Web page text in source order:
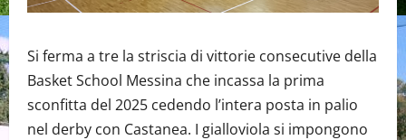
Si ferma a tre la striscia di vittorie consecutive della
Basket School Messina che incassa la prima
sconfitta del 2025 cedendo l’intera posta in palio
nel derby con Castanea. I gialloviola si impongono